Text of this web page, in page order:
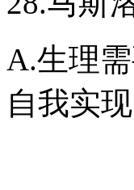
A.生理
自我实